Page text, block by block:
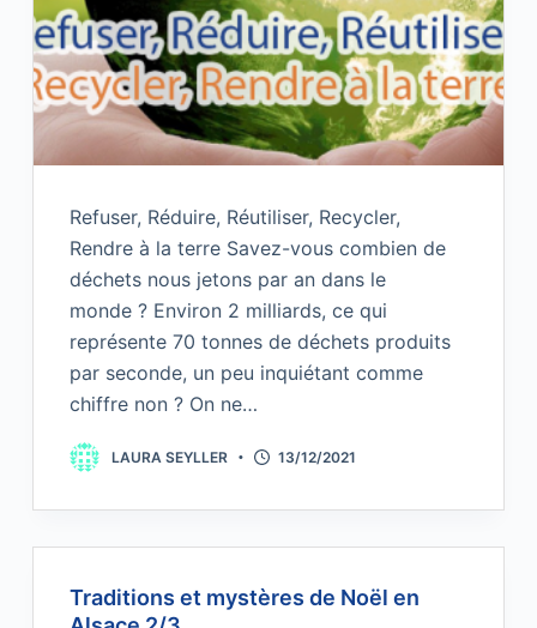
Refuser, Réduire, Réutiliser, Recycler,
Rendre à la terre Savez-vous combien de
déchets nous jetons par an dans le
monde ? Environ 2 milliards, ce qui
représente 70 tonnes de déchets produits
par seconde, un peu inquiétant comme
chiffre non ? On ne…
LAURA SEYLLER 13/12/2021
Traditions et mystères de Noël en